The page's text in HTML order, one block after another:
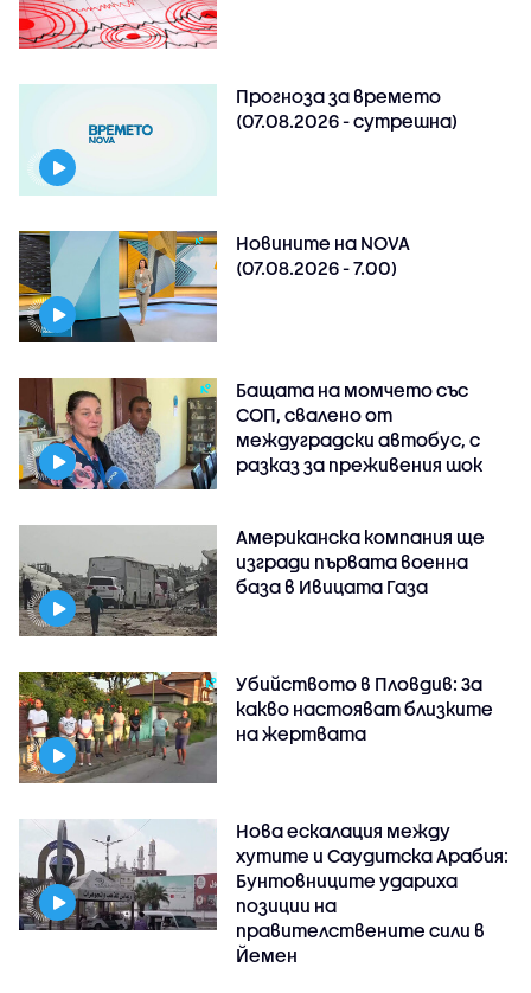
Прогноза за времето
(07.08.2026 - сутрешна)
Новините на NOVA
(07.08.2026 - 7.00)
Бащата на момчето със
СОП, свалено от
междуградски автобус, с
разказ за преживения шок
Американска компания ще
изгради първата военна
база в Ивицата Газа
Убийството в Пловдив: За
какво настояват близките
на жертвата
Нова ескалация между
хутите и Саудитска Арабия:
Бунтовниците удариха
позиции на
правителствените сили в
Йемен